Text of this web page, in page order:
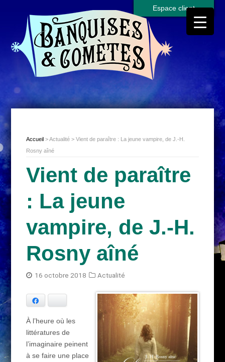
Espace client
Accueil > Actualité > Vient de paraître : La jeune vampire, de J.-H.
Rosny aîné
Vient de paraître
: La jeune
vampire, de J.-H.
Rosny aîné
16 octobre 2018 Actualité
À l’heure où les
littératures de
l’imaginaire peinent
à se faire une place